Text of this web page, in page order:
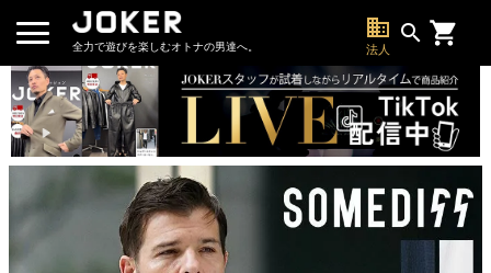
全力で遊びを楽しむオトナの男達へ。
business
法人
search